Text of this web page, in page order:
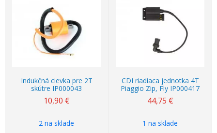
Indukčná cievka pre 2T
skútre IP000043
10,90 €
2 na sklade
CDI riadiaca jednotka 4T
Piaggio Zip, Fly IP000417
44,75 €
1 na sklade